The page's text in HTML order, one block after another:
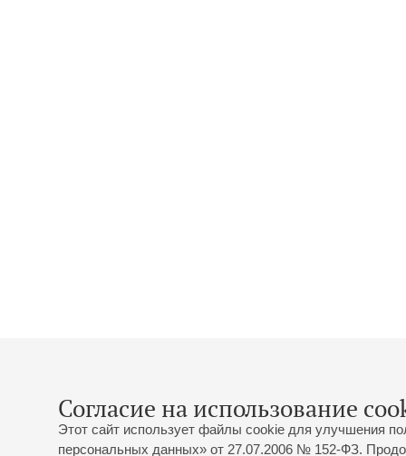
Согласие на использование
Этот сайт использует файлы cookie для улучшения
персональных данных» от 27.07.2006 № 152-ФЗ.